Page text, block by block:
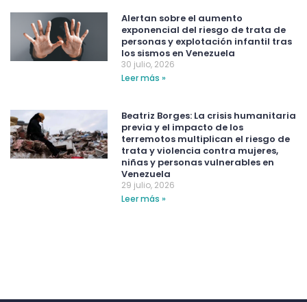
Alertan sobre el aumento
exponencial del riesgo de trata de
personas y explotación infantil tras
los sismos en Venezuela
30 julio, 2026
Leer más »
Beatriz Borges: La crisis humanitaria
previa y el impacto de los
terremotos multiplican el riesgo de
trata y violencia contra mujeres,
niñas y personas vulnerables en
Venezuela
29 julio, 2026
Leer más »